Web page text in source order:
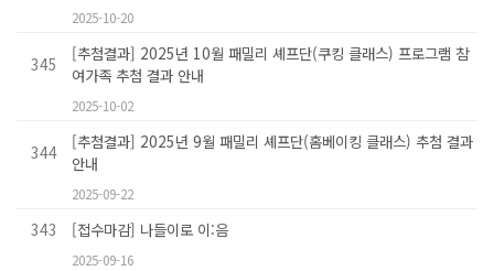
2025-10-20
345
[추첨결과] 2025년 10월 패밀리 셰프단(쿠킹 클래스) 프로그램 참
여가족 추첨 결과 안내
2025-10-02
344
[추첨결과] 2025년 9월 패밀리 셰프단(홈베이킹 클래스) 추첨 결과
안내
2025-09-22
343 [접수마감] 나들이로 이:음
2025-09-16